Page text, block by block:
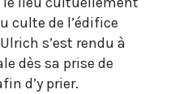
culte de l’édifice
s’est rendu à
dès sa prise de
d’y prier.